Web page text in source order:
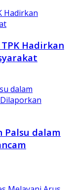
Hadirkan
Palsu dalam